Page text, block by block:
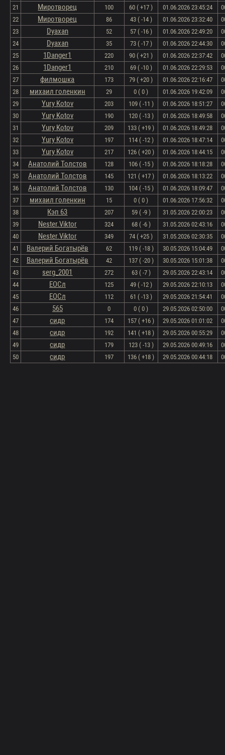
21
Миротворец 100 60 ( +17 ) 01.06.2026 23:45:24
22
Миротворец 86 43 ( -14 ) 01.06.2026 23:32:40
23
Dyaxan 52 57 ( -16 ) 01.06.2026 22:49:20
24
Dyaxan 35 73 ( -17 ) 01.06.2026 22:44:30
25
1Danger1 220 90 ( +21 ) 01.06.2026 22:37:42
26
1Danger1 210 69 ( -10 ) 01.06.2026 22:29:53
27
филмошка 173 79 ( +20 ) 01.06.2026 22:16:47
28
михаил голенкин 29 0 ( 0 ) 01.06.2026 19:42:09
29
Yury Kotov 203 109 ( -11 ) 01.06.2026 18:51:27
30
Yury Kotov 190 120 ( -13 ) 01.06.2026 18:49:58
31
Yury Kotov 209 133 ( +19 ) 01.06.2026 18:49:28
32
Yury Kotov 197 114 ( -12 ) 01.06.2026 18:47:14
33
Yury Kotov 217 126 ( +20 ) 01.06.2026 18:44:15
34
Анатолий Толстов 128 106 ( -15 ) 01.06.2026 18:18:28
35
Анатолий Толстов 145 121 ( +17 ) 01.06.2026 18:13:22
36
Анатолий Толстов 130 104 ( -15 ) 01.06.2026 18:09:47
37
михаил голенкин 15 0 ( 0 ) 01.06.2026 17:56:32
38
Кэп 63 207 59 ( -9 ) 31.05.2026 22:00:23
39
Nester.Viktor 324 68 ( -6 ) 31.05.2026 02:43:16
40
Nester.Viktor 349 74 ( +25 ) 31.05.2026 02:30:35
41
Валерий Богатырёв 62 119 ( -18 ) 30.05.2026 15:04:49
42
Валерий Богатырёв 42 137 ( -20 ) 30.05.2026 15:01:38
43
serg_2001 272 63 ( -7 ) 29.05.2026 22:43:14
44
ЕОСл 125 49 ( -12 ) 29.05.2026 22:10:13
45
ЕОСл 112 61 ( -13 ) 29.05.2026 21:54:41
46
565 0 0 ( 0 ) 29.05.2026 02:50:00
47
сидр 174 157 ( +16 ) 29.05.2026 01:01:02
48
сидр 192 141 ( +18 ) 29.05.2026 00:55:29
49
сидр 179 123 ( -13 ) 29.05.2026 00:49:16
50
сидр 197 136 ( +18 ) 29.05.2026 00:44:18